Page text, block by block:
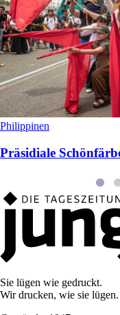
Philippinen
Präsidiale
Sie lügen wie gedruckt.
Wir drucken, wie sie lügen.